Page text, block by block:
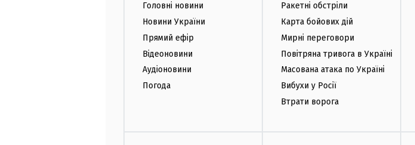
Головні новини
Новини України
Прямий ефір
Відеоновини
Аудіоновини
Погода
Ракетні обстріли
Карта бойових дій
Мирні переговори
Повітряна тривога в Україні
Масована атака по Україні
Вибухи у Росії
Втрати ворога